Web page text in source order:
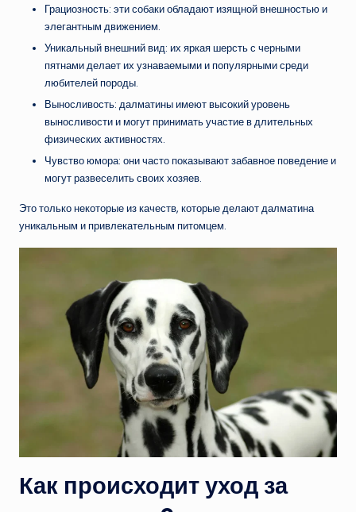
Грациозность: эти собаки обладают изящной внешностью и
элегантным движением.
Уникальный внешний вид: их яркая шерсть с черными
пятнами делает их узнаваемыми и популярными среди
любителей породы.
Выносливость: далматины имеют высокий уровень
выносливости и могут принимать участие в длительных
физических активностях.
Чувство юмора: они часто показывают забавное поведение и
могут развеселить своих хозяев.
Это только некоторые из качеств, которые делают далматина
уникальным и привлекательным питомцем.
Как происходит уход за